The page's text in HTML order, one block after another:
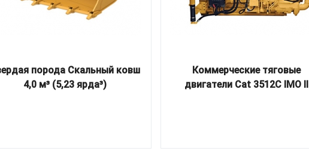
порода Скальный ковш
4,0 м³ (5,23 ярда³)
Коммерческие тяговые
двигатели Cat 3512C IMO II